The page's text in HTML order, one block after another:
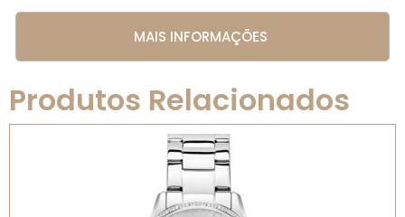
MAIS INFORMAÇÕES
Produtos Relacionados